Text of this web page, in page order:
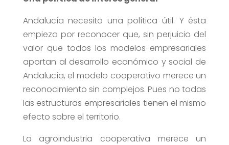
Andalucía necesita una política útil. Y ésta
empieza por reconocer que, sin perjuicio del
valor que todos los modelos empresariales
aportan al desarrollo económico y social de
Andalucía, el modelo cooperativo merece un
reconocimiento sin complejos. Pues no todas
las estructuras empresariales tienen el mismo
efecto sobre el territorio.
La agroindustria cooperativa merece un